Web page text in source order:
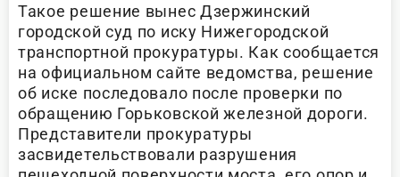
Такое решение вынес Дзержинский
городской суд по иску Нижегородской
транспортной прокуратуры. Как сообщается
на официальном сайте ведомства, решение
об иске последовало после проверки по
обращению Горьковской железной дороги.
Представители прокуратуры
засвидетельствовали разрушения